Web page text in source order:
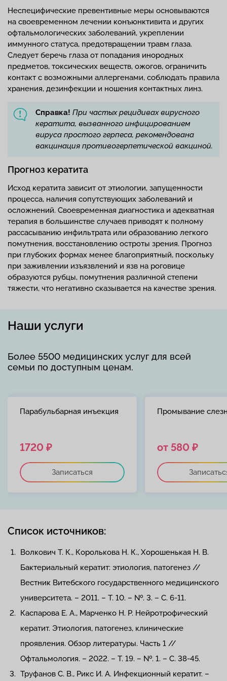
Неспецифические превентивные меры основываются
на своевременном лечении конъюнктивита и других
офтальмологических заболеваний, укреплении
иммунного статуса, предотвращении травм глаза.
Следует беречь глаза от попадания инородных
предметов, токсических веществ, ожогов, ограничить
контакт с возможными аллергенами, соблюдать правила
хранения, дезинфекции и ношения контактных линз.
Справка! При частых рецидивах вирусного
кератита, вызванного инфицированием
вируса простого герпеса, рекомендована
вакцинация противогерпетической вакциной.
Прогноз кератита
Исход кератита зависит от этиологии, запущенности
процесса, наличия сопутствующих заболеваний и
осложнений. Своевременная диагностика и адекватная
терапия в большинстве случаев приводят к полному
рассасыванию инфильтрата или образованию легкого
помутнения, восстановлению остроты зрения. Прогноз
при глубоких формах менее благоприятный, поскольку
при заживлении изъязвлений и язв на роговице
образуются рубцы, помутнения различной степени
тяжести, что негативно сказывается на качестве зрения.
Наши услуги
Более 5500 медицинских услуг для всей
семьи по доступным ценам.
Парабульбарная инъекция
1720 ₽
Записаться
Промывание
от 580 ₽
Список источников:
Волкович Т. К., Королькова Н. К., Хорошенькая Н. В.
Бактериальный кератит: этиология, патогенез //
Вестник Витебского государственного медицинского
университета. – 2011. – Т. 10. – №. 3. – С. 6-11.
Каспарова Е. А., Марченко Н. Р. Нейротрофический
кератит. Этиология, патогенез, клинические
проявления. Обзор литературы. Часть 1 //
Офтальмология. – 2022. – Т. 19. – №. 1. – С. 38-45.
Труфанов С. В., Рикс И. А. Инфекционный кератит. –